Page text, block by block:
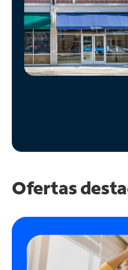
Administrar
cuenta
Encuentra
una
tienda
Ofertas